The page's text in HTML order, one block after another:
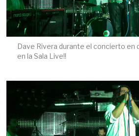
Dave Rivera durante el concierto en
en la Sala Live!!